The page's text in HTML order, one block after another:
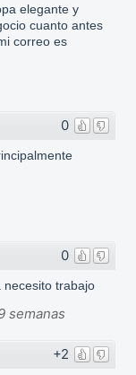
elegante y
cuanto antes
correo es
0
0
necesito trabajo
semanas
+2